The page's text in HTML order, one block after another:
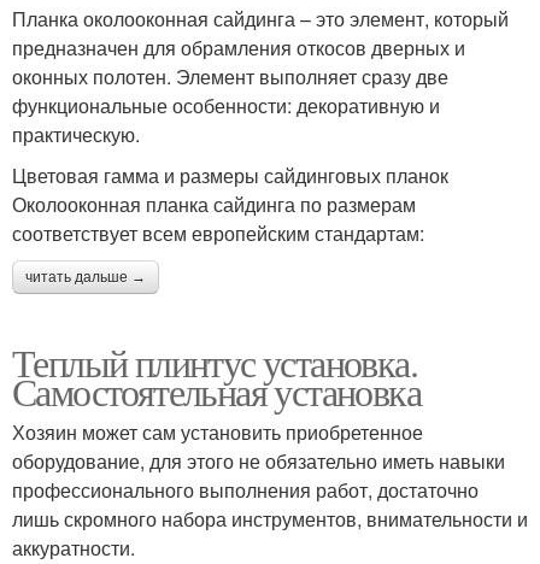
Планка околооконная сайдинга – это элемент, который
предназначен для обрамления откосов дверных и
оконных полотен. Элемент выполняет сразу две
функциональные особенности: декоративную и
практическую.
Цветовая гамма и размеры сайдинговых планок
Околооконная планка сайдинга по размерам
соответствует всем европейским стандартам:
читать дальше →
Теплый плинтус установка.
Самостоятельная установка
Хозяин может сам установить приобретенное
оборудование, для этого не обязательно иметь навыки
профессионального выполнения работ, достаточно
лишь скромного набора инструментов, внимательности и
аккуратности.